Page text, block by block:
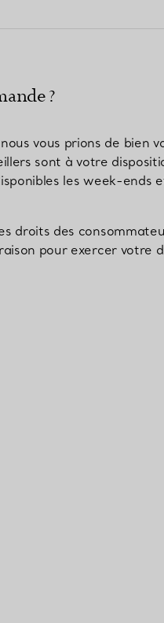
?
vous prions de bien
sont à votre
les week-ends
droits des
pour exercer